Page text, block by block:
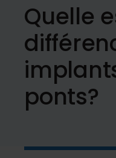
Quelle
ponts?